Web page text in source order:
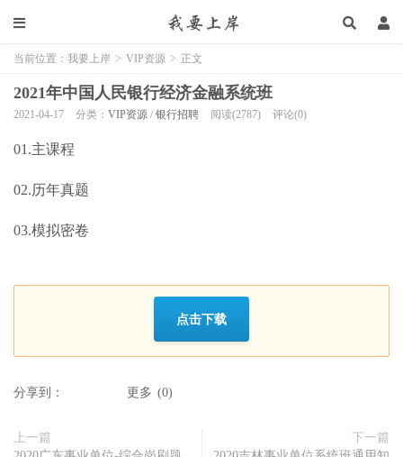
当前位置： 我要上岸 > VIP资源 > 正文
2021年中国人民银行经济金融系统班
2021-04-17 分类： VIP资源 / 银行招聘 阅读(2787) 评论(0)
01.主课程
02.历年真题
03.模拟密卷
点击下载
分享到： 更多 (0)
上一篇
下一篇